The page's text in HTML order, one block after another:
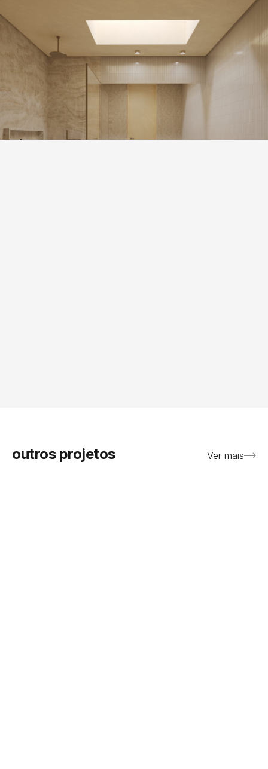
outros projetos Ver mais